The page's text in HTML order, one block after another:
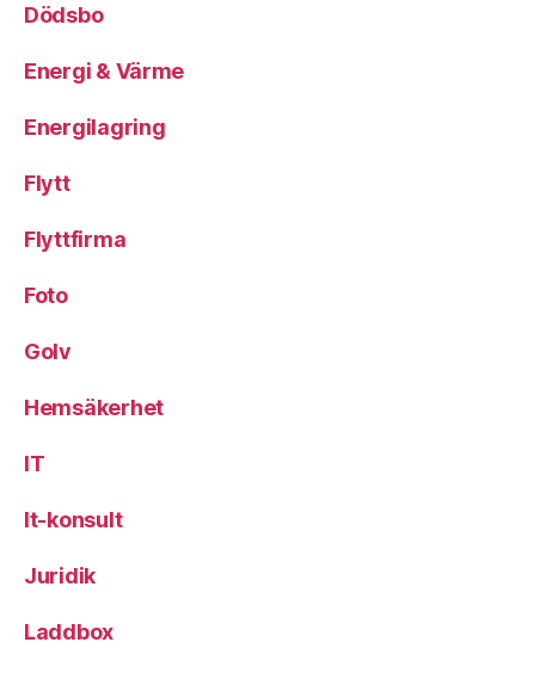
Dödsbo
Energi & Värme
Energilagring
Flytt
Flyttfirma
Foto
Golv
Hemsäkerhet
IT
It-konsult
Juridik
Laddbox